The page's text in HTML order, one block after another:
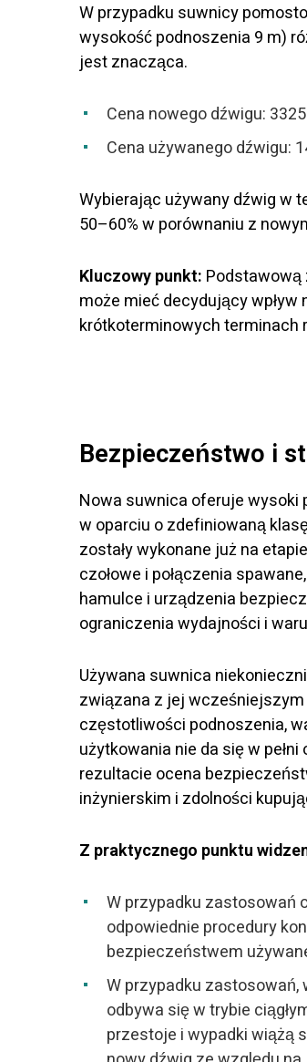
W przypadku suwnicy
wysokość podnoszenia 9 m)
jest znacząca.
Cena nowego dźwigu: 3325
Cena używanego dźwigu:
Wybierając używany dźwig w
50–60% w porównaniu z
Kluczowy punkt:
może mieć decydujący
krótkoterminowych terminach
Bezpieczeństwo i
Nowa suwnica oferuje wysoki
w oparciu o zdefiniowaną
zostały wykonane już na
czołowe i połączenia
hamulce i urządzenia
ograniczenia wydajności i
Używana suwnica
związana z jej
częstotliwości podnoszenia,
użytkowania nie da się w
rezultacie ocena
inżynierskim i zdolności
Z praktycznego punktu
W przypadku zastosowań
odpowiednie procedury
bezpieczeństwem
W przypadku
odbywa się w trybie
przestoje i wypadki wiążą